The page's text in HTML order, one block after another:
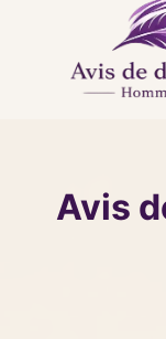
Avis